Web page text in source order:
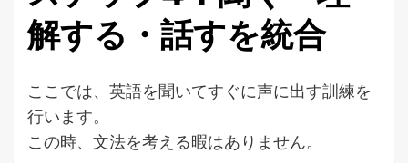
解する・話すを統合
ここでは、英語を聞いてすぐに声に出す訓練を
行います。
この時、文法を考える暇はありません。